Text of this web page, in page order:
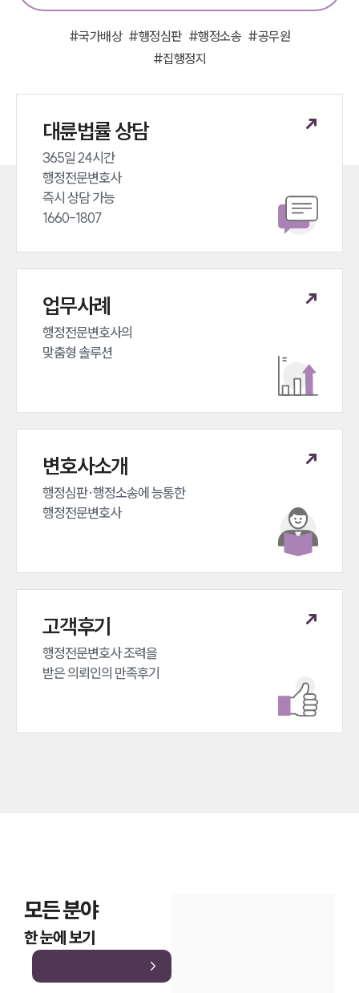
대륜의 강점
오시는 길
글로벌 파트너 로펌
고객의 소리
AI대륜
헌법·행정·규제·개혁그룹 업무
행정전문변호사
뉴스레터/브로슈어
세미나
대륜법률상담예약
대륜법률상담예약
#국가배상 #행정심판 #행정소송 #공무원
#집행정지
대륜법률 상담
365일 24시간
행정전문변호사
즉시 상담 가능
1660-1807
업무사례
행정전문변호사의
맞춤형 솔루션
변호사소개
행정심판·행정소송에 능통한
행정전문변호사
고객후기
행정전문변호사 조력을
받은 의뢰인의 만족후기
모든 분야
한 눈에 보기